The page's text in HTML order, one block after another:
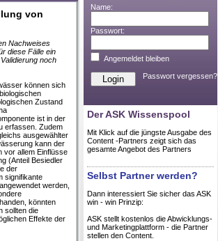
von
Nachweises
diese Fälle ein
noch
können sich
Zustand
ist in der
erfassen. Zudem
ausgewählter
kann der
vor allem Einflüsse
(Anteil Besiedler
der
signifikante
werden,
könnten
sollten die
Effekte der
Name:
Passwort:
Angemeldet bleiben
Passwort vergessen?
Der ASK Wissenspool
Mit Klick auf die jüngste Ausgabe des
Content -Partners zeigt sich das
gesamte Angebot des Partners
Selbst Partner werden?
Dann interessiert Sie sicher das ASK
win - win Prinzip:
ASK stellt kostenlos die Abwicklungs-
und Marketingplattform - die Partner
stellen den Content.